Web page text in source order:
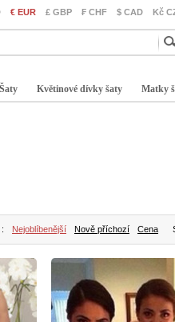
€ EUR £ GBP ₣ CHF $ CAD Kč
Květinové dívky šaty Matky
Nejoblíbenější Nově příchozí Cena